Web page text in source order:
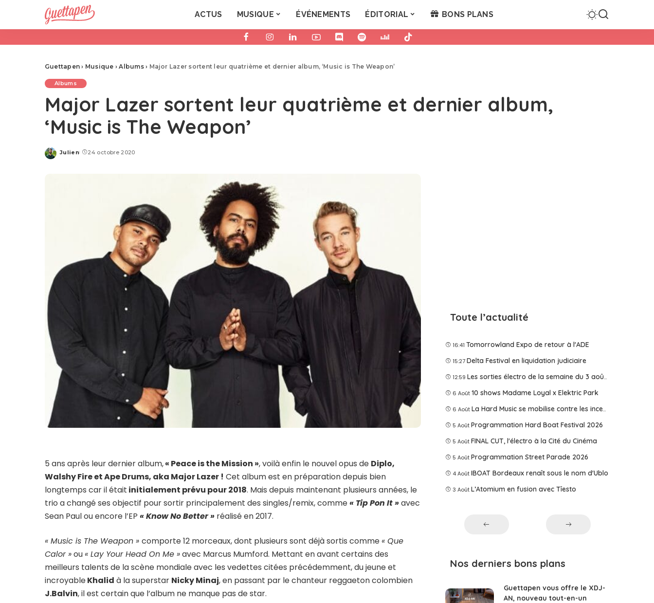
ACTUS MUSIQUE ÉVÉNEMENTS ÉDITORIAL BONS PLANS
Guettapen › Musique ›Albums› Major Lazer sortent leur quatrième et dernier album, ‘Music is The Weapon’
Albums
Major Lazer sortent leur quatrième et dernier album,
‘Music is The Weapon’
Posted
Julien 24 octobre 2020
5 ans après leur dernier album,« Peace is the Mission », voilà enfin le nouvel opus de Diplo,
Walshy Fire et Ape Drums, aka Major Lazer ! Cet album est en préparation depuis bien
longtemps car il était initialement prévu pour 2018. Mais depuis maintenant plusieurs années, le
trio a changé ses objectif pour sortir principalement des singles/remix, comme« Tip Pon It »avec
Sean Paul ou encore l’EP« Know No Better » réalisé en 2017.
« Music is The Weapon »comporte 12 morceaux, dont plusieurs sont déjà sortis comme « Que
Calor »ou « Lay Your Head On Me »avec Marcus Mumford. Mettant en avant certains des
meilleurs talents de la scène mondiale avec les vedettes citées précédemment, du jeune et
incroyableKhalid à la superstar Nicky Minaj, en passant par le chanteur reggaeton colombien
J.Balvin, il est certain que l’album ne manque pas de star.
Toute l’actualité
16:41 Tomorrowland Expo de retour à l'ADE
15:27 Delta Festival en liquidation judiciaire
12:59 Les sorties électro de la semaine du 3 août 2026
6 Août 10 shows Madame Loyal x Elektric Park
6 Août La Hard Music se mobilise contre les incendies
5 Août Programmation Hard Boat Festival 2026
5 Août FINAL CUT, l'électro à la Cité du Cinéma
5 Août Programmation Street Parade 2026
4 Août IBOAT Bordeaux renaît sous le nom d'Ublo
3 Août L’Atomium en fusion avec Tîesto
Nos derniers bons plans
Guettapen vous offre le XDJ-
AN, nouveau tout-en-un